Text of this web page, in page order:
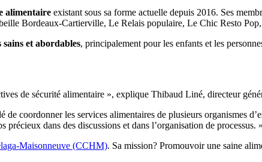
alimentaire existant sous sa forme actuelle depuis 2016. Ses
Bordeaux-Cartierville, Le Relais populaire, Le Chic Resto
et abordables, principalement pour les enfants et les
de sécurité alimentaire », explique Thibaud Liné, directeur
de coordonner les services alimentaires de plusieurs organismes
dans des discussions et dans l’organisation de processus. »
Maisonneuve (CCHM). Sa mission? Promouvoir une saine